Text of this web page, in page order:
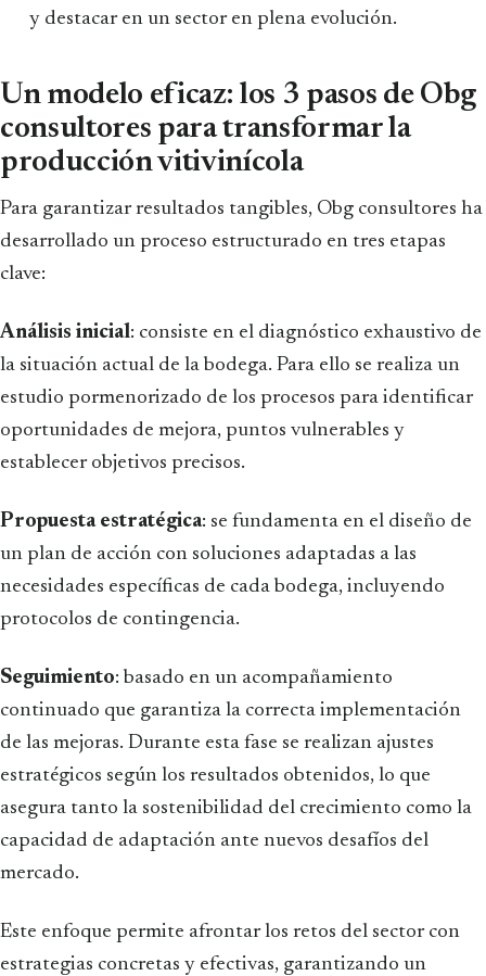
y destacar en un sector en plena evolución.
Un modelo eficaz: los 3 pasos de Obg
consultores para transformar la
producción vitivinícola
Para garantizar resultados tangibles, Obg consultores ha
desarrollado un proceso estructurado en tres etapas
clave:
Análisis inicial: consiste en el diagnóstico exhaustivo de
la situación actual de la bodega. Para ello se realiza un
estudio pormenorizado de los procesos para identificar
oportunidades de mejora, puntos vulnerables y
establecer objetivos precisos.
Propuesta estratégica: se fundamenta en el diseño de
un plan de acción con soluciones adaptadas a las
necesidades específicas de cada bodega, incluyendo
protocolos de contingencia.
Seguimiento: basado en un acompañamiento
continuado que garantiza la correcta implementación
de las mejoras. Durante esta fase se realizan ajustes
estratégicos según los resultados obtenidos, lo que
asegura tanto la sostenibilidad del crecimiento como la
capacidad de adaptación ante nuevos desafíos del
mercado.
Este enfoque permite afrontar los retos del sector con
estrategias concretas y efectivas, garantizando un